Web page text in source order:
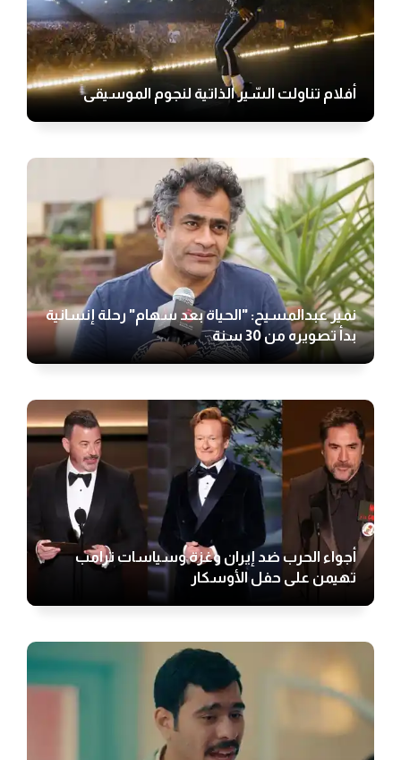
أفلام تناولت السّير الذاتية لنجوم الموسيقى
نمير عبدالمسيح: "الحياة بعد سهام" رحلة إنسانية
بدأ تصويره من 30 سنة
أجواء الحرب ضد إيران وغزة وسياسات ترامب
تهيمن على حفل الأوسكار